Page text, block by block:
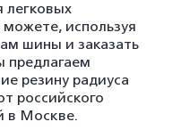
легковых
используя
шины и заказать
предлагаем
резину радиуса
российского
в Москве.